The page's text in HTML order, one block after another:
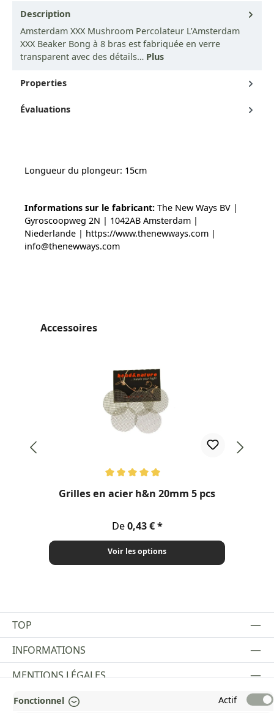
Description
Amsterdam XXX Mushroom Percolateur L’Amsterdam
XXX Beaker Bong à 8 bras est fabriquée en verre
transparent avec des détails… Plus
Properties
Évaluations
Longueur du plongeur: 15cm
Informations sur le fabricant: The New Ways BV |
Gyroscoopweg 2N | 1042AB Amsterdam |
Niederlande | https://www.thenewways.com |
info@thenewways.com
Ignorer la galerie de produits
Accessoires
Grilles en acier h&n 20mm 5 pcs
Prix régulier :
De0,43 €
Voir les options
TOP
INFORMATIONS
MENTIONS LÉGALES
PAYMENT AND SHIPPING METHODS
Fonctionnel Actif